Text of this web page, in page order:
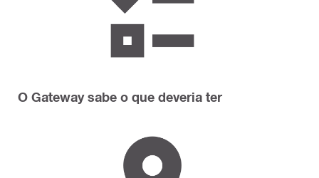
O Gateway sabe o que deveria ter